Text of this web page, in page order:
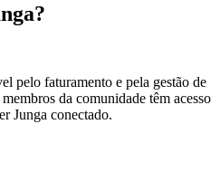
pelo faturamento e pela gestão de
da comunidade têm acesso
Junga conectado.